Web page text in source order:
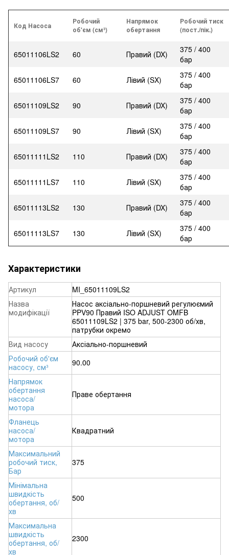
Код Насоса
Робочий
об'єм (см³)
Напрямок
обертання
Робочий тиск
(пост./пік.)
65011106LS2 60 Правий (DX)
375 / 400
бар
65011106LS7
60 Лівий (SX)
375 / 400
бар
65011109LS2
90 Правий (DX)
375 / 400
бар
65011109LS7
90 Лівий (SX)
375 / 400
бар
65011111LS2
110 Правий (DX)
375 / 400
бар
65011111LS7
110 Лівий (SX)
375 / 400
бар
65011113LS2
130 Правий (DX)
375 / 400
бар
65011113LS7
130 Лівий (SX)
375 / 400
бар
Характеристики
Артикул
MI_65011109LS2
Назва
модифікації
Насос аксіально-поршневий регулюємий
PPV90 Правий ISO ADJUST OMFB
65011109LS2 | 375 bar, 500-2300 об/хв,
патрубки окремо
Вид насосу
Аксіально-поршневий
Робочий об'єм
насосу, см³
90.00
Напрямок
обертання
насоса/
мотора
Праве обертання
Фланець
насоса/
мотора
Квадратний
Максимальний
робочий тиск,
Бар
375
Мінімальна
швидкість
обертання, об/
хв
500
Максимальна
швидкість
обертання, об/
хв
2300